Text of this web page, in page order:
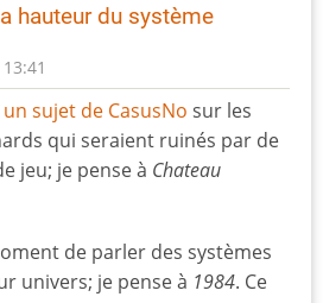
hauteur du système
un sujet de CasusNo sur les
qui seraient ruinés par de
jeu; je pense à Chateau
de parler des systèmes
univers; je pense à 1984. Ce